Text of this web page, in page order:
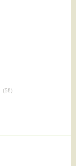
(58)